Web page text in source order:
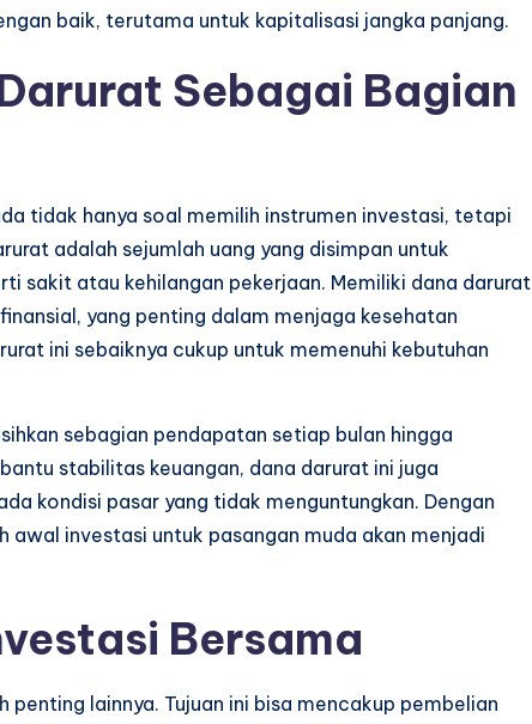
baik, terutama untuk kapitalisasi jangka panjang.
Sebagai Bagian
tidak hanya soal memilih instrumen investasi, tetapi
adalah sejumlah uang yang disimpan untuk
sakit atau kehilangan pekerjaan. Memiliki dana darurat
yang penting dalam menjaga kesehatan
ini sebaiknya cukup untuk memenuhi kebutuhan
sebagian pendapatan setiap bulan hingga
stabilitas keuangan, dana darurat ini juga
kondisi pasar yang tidak menguntungkan. Dengan
awal investasi untuk pasangan muda akan menjadi
Bersama
lainnya. Tujuan ini bisa mencakup pembelian